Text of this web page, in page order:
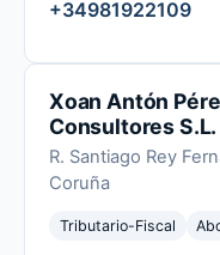
+34981922109
Xoan Antón
Consultores S.L.
R. Santiago Rey
Coruña
Tributario-Fiscal